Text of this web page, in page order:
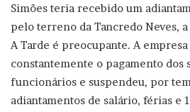
Simões teria recebido um
pelo terreno da Tancredo Neves,
A Tarde é preocupante. A
constantemente o pagamento dos
funcionários e suspendeu, por
adiantamentos de salário, férias e